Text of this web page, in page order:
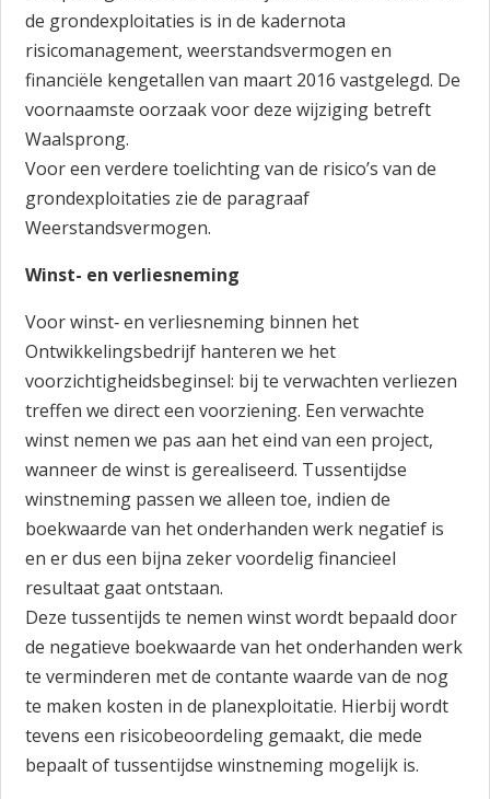
de grondexploitaties is in de kadernota
risicomanagement, weerstandsvermogen en
financiële kengetallen van maart 2016 vastgelegd. De
voornaamste oorzaak voor deze wijziging betreft
Waalsprong.
Voor een verdere toelichting van de risico’s van de
grondexploitaties zie de paragraaf
Weerstandsvermogen.
Winst- en verliesneming
Voor winst‐ en verliesneming binnen het
Ontwikkelingsbedrijf hanteren we het
voorzichtigheidsbeginsel: bij te verwachten verliezen
treffen we direct een voorziening. Een verwachte
winst nemen we pas aan het eind van een project,
wanneer de winst is gerealiseerd. Tussentijdse
winstneming passen we alleen toe, indien de
boekwaarde van het onderhanden werk negatief is
en er dus een bijna zeker voordelig financieel
resultaat gaat ontstaan.
Deze tussentijds te nemen winst wordt bepaald door
de negatieve boekwaarde van het onderhanden werk
te verminderen met de contante waarde van de nog
te maken kosten in de planexploitatie. Hierbij wordt
tevens een risicobeoordeling gemaakt, die mede
bepaalt of tussentijdse winstneming mogelijk is.